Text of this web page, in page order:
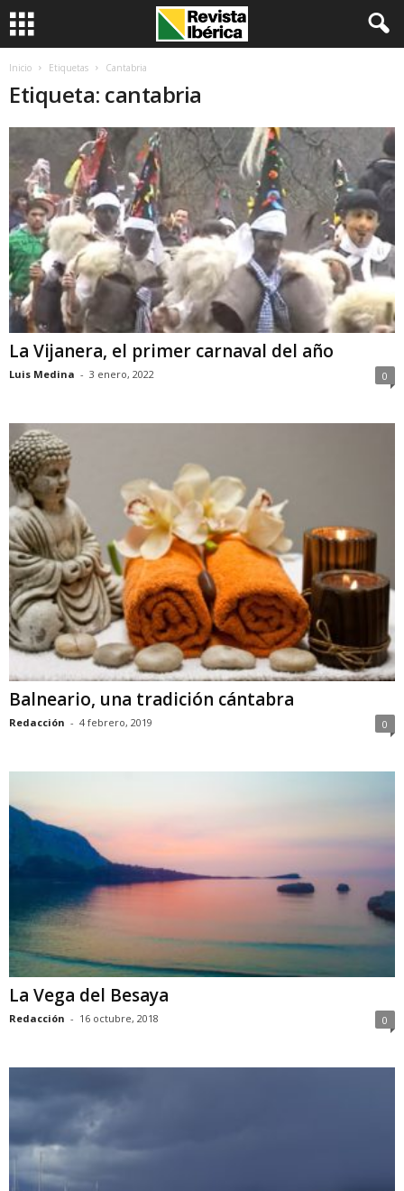
Inicio Etiquetas Cantabria
Etiqueta: cantabria
La Vijanera, el primer carnaval del año
Luis Medina - 3 enero, 2022 0
Balneario, una tradición cántabra
Redacción - 4 febrero, 2019 0
La Vega del Besaya
Redacción - 16 octubre, 2018 0